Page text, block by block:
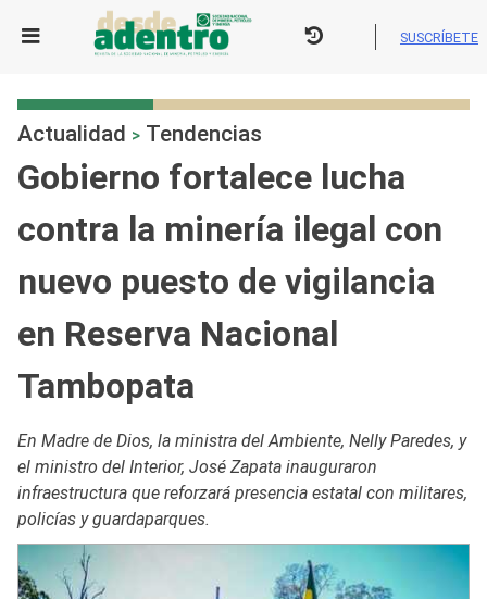
SUSCRÍBETE
Actualidad > Tendencias
Gobierno fortalece lucha
contra la minería ilegal con
nuevo puesto de vigilancia
en Reserva Nacional
Tambopata
En Madre de Dios, la ministra del Ambiente, Nelly Paredes, y
el ministro del Interior, José Zapata inauguraron
infraestructura que reforzará presencia estatal con militares,
policías y guardaparques.